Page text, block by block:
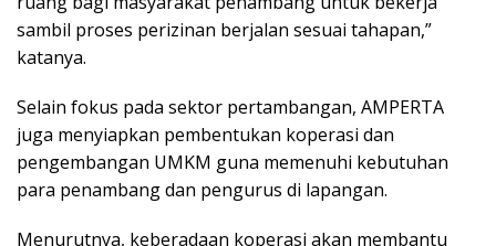
sambil proses perizinan berjalan sesuai tahapan,”
katanya.
Selain fokus pada sektor pertambangan, AMPERTA
juga menyiapkan pembentukan koperasi dan
pengembangan UMKM guna memenuhi kebutuhan
para penambang dan pengurus di lapangan.
Menurutnya, keberadaan koperasi akan membantu